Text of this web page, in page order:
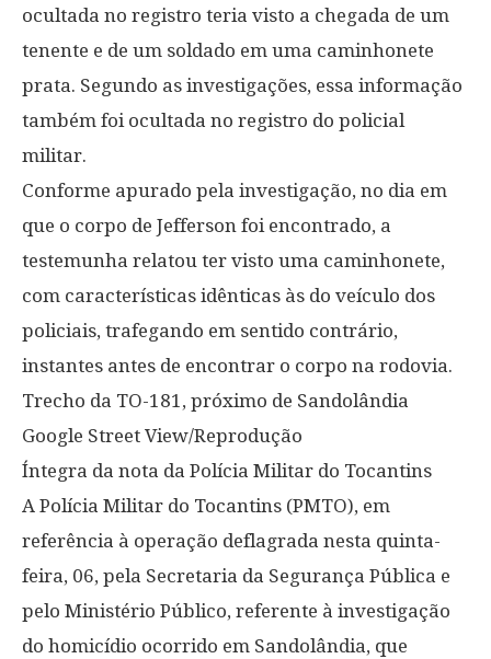
ocultada no registro teria visto a chegada de um
tenente e de um soldado em uma caminhonete
prata. Segundo as investigações, essa informação
também foi ocultada no registro do policial
militar.
Conforme apurado pela investigação, no dia em
que o corpo de Jefferson foi encontrado, a
testemunha relatou ter visto uma caminhonete,
com características idênticas às do veículo dos
policiais, trafegando em sentido contrário,
instantes antes de encontrar o corpo na rodovia.
Trecho da TO-181, próximo de Sandolândia
Google Street View/Reprodução
Íntegra da nota da Polícia Militar do Tocantins
A Polícia Militar do Tocantins (PMTO), em
referência à operação deflagrada nesta quinta-
feira, 06, pela Secretaria da Segurança Pública e
pelo Ministério Público, referente à investigação
do homicídio ocorrido em Sandolândia, que